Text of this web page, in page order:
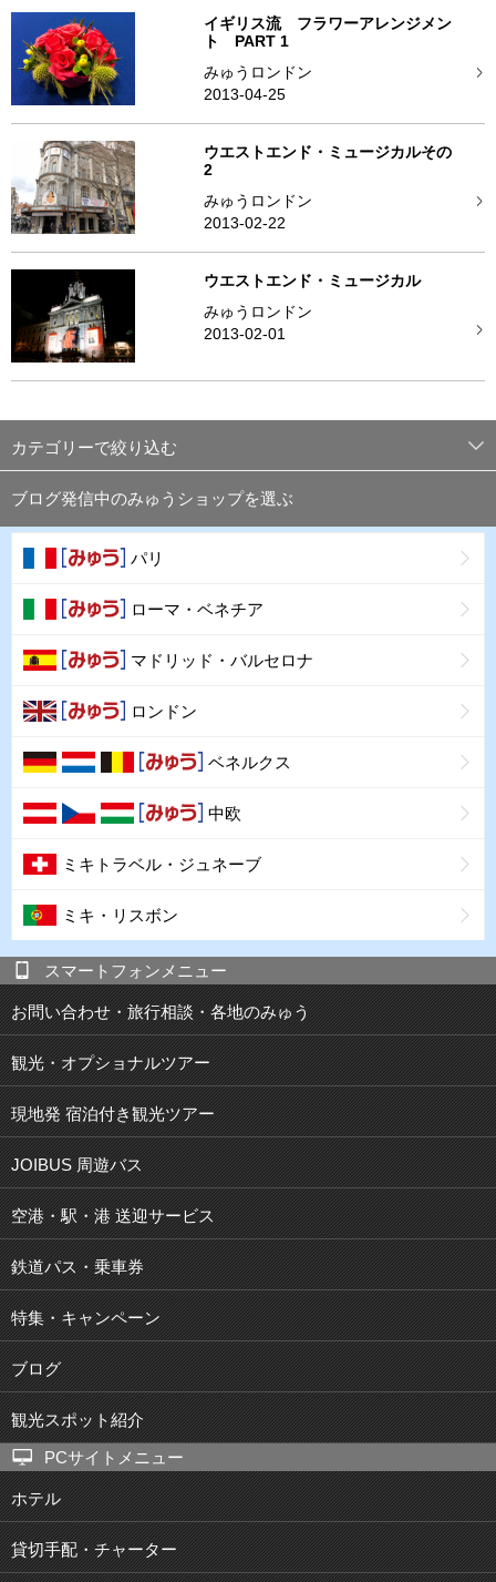
イギリス流 フラワーアレンジメン
ト PART 1
みゅうロンドン
2013-04-25
ウエストエンド・ミュージカルその
2
みゅうロンドン
2013-02-22
ウエストエンド・ミュージカル
みゅうロンドン
2013-02-01
カテゴリーで絞り込む
ブログ発信中のみゅうショップを選ぶ
パリ
ローマ・ベネチア
マドリッド・バルセロナ
ロンドン
ベネルクス
中欧
ミキトラベル・ジュネーブ
ミキ・リスボン
スマートフォンメニュー
お問い合わせ・旅行相談・各地のみゅう
観光・オプショナルツアー
現地発 宿泊付き観光ツアー
JOIBUS 周遊バス
空港・駅・港 送迎サービス
鉄道パス・乗車券
特集・キャンペーン
ブログ
観光スポット紹介
PCサイトメニュー
ホテル
貸切手配・チャーター